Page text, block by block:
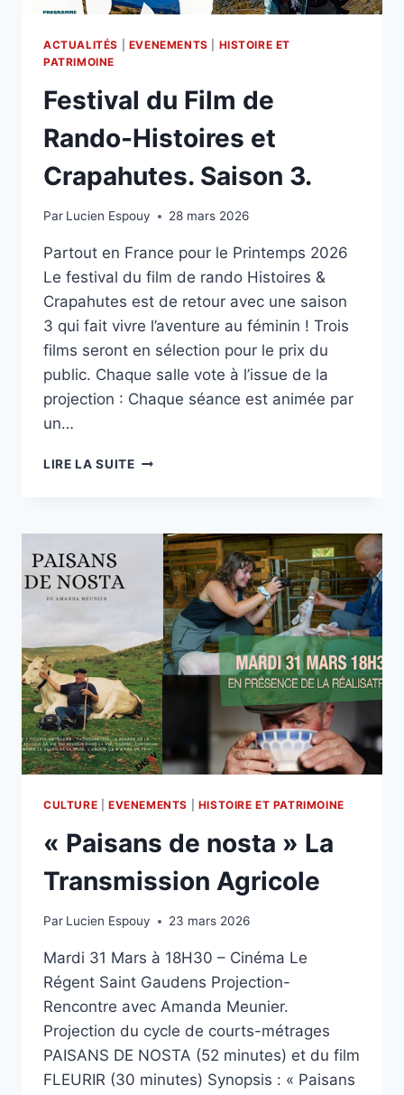
ACTUALITÉS EVENEMENTS
HISTOIRE ET
PATRIMOINE
Festival du Film de
Rando-Histoires et
Crapahutes. Saison 3.
Par Lucien Espouy 28 mars 2026
Partout en France pour le Printemps 2026
Le festival du film de rando Histoires &
Crapahutes est de retour avec une saison
3 qui fait vivre l’aventure au féminin ! Trois
films seront en sélection pour le prix du
public. Chaque salle vote à l’issue de la
projection : Chaque séance est animée par
un…
LIRE LA SUITEFESTIVAL
RANDO-
HISTOIRES
CRAPAHUTES.
SAISON
3.
CULTURE EVENEMENTS HISTOIRE ET PATRIMOINE
« Paisans de nosta » La
Transmission Agricole
Par Lucien Espouy 23 mars 2026
Mardi 31 Mars à 18H30 – Cinéma Le
Régent Saint Gaudens Projection-
Rencontre avec Amanda Meunier.
Projection du cycle de courts-métrages
PAISANS DE NOSTA (52 minutes) et du film
FLEURIR (30 minutes) Synopsis : « Paisans